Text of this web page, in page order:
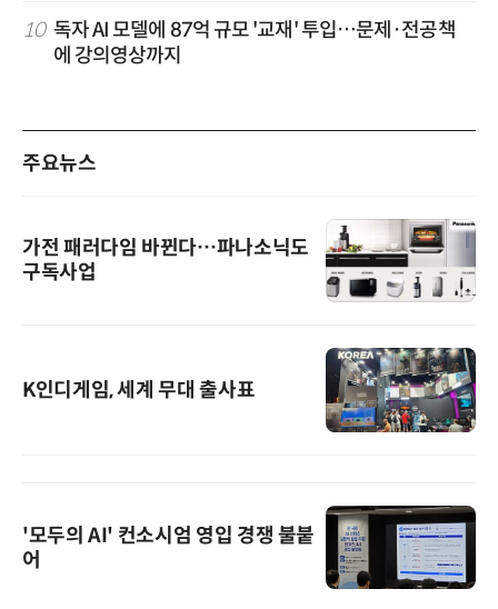
10 독자 AI 모델에 87억 규모 '교재' 투입…문제·전공책
에 강의영상까지
주요뉴스
가전 패러다임 바뀐다…파나소닉도
구독사업
K인디게임, 세계 무대 출사표
'모두의 AI' 컨소시엄 영입 경쟁 불붙
어